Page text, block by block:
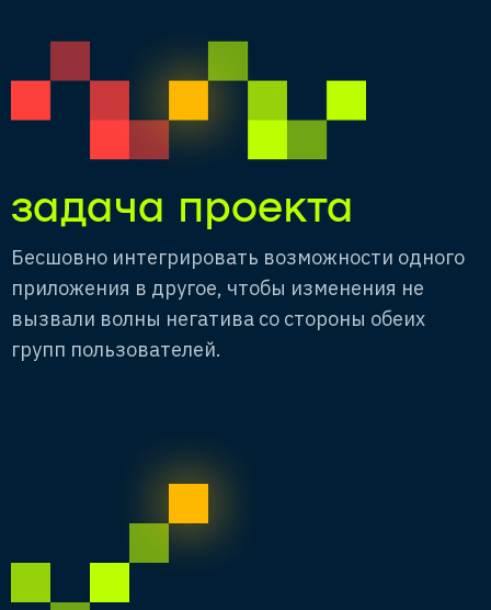
задача проекта
Бесшовно интегрировать возможности одного
приложения в другое, чтобы изменения не
вызвали волны негатива со стороны обеих
групп пользователей.